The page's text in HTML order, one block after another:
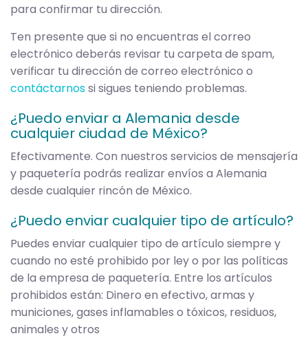
para confirmar tu dirección.
Ten presente que si no encuentras el correo
electrónico deberás revisar tu carpeta de spam,
verificar tu dirección de correo electrónico o
contáctarnossi sigues teniendo problemas.
¿Puedo enviar a Alemania desde
cualquier ciudad de México?
Efectivamente. Con nuestros servicios de mensajería
y paquetería podrás realizar envíos a Alemania
desde cualquier rincón de México.
¿Puedo enviar cualquier tipo de artículo?
Puedes enviar cualquier tipo de artículo siempre y
cuando no esté prohibido por ley o por las políticas
de la empresa de paquetería. Entre los artículos
prohibidos están: Dinero en efectivo, armas y
municiones, gases inflamables o tóxicos, residuos,
animales y otros